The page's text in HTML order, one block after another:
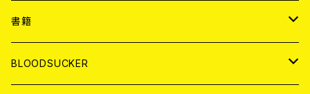
７EP
LP
WORLD
7EP
JAPAN
T-shirt
WORLD
書籍
MAGAZINE
BLOODSUCKER